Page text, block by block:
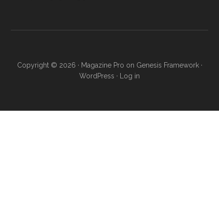
Copyright © 2026 · Magazine Pro on Genesis Framework·
WordPress · Log in